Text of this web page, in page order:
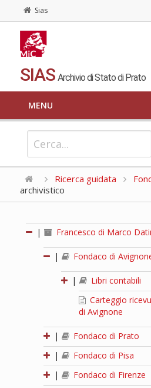
Sias
SIAS Archivio di Stato di Prato
MENU
Ricerca guidata
archivistico
| Francesco di Marco
| Fondaco di
|
Libri contabili
Carteggio
di Avignone
|
Fondaco di Prato
|
Fondaco di Pisa
|
Fondaco di Firenze